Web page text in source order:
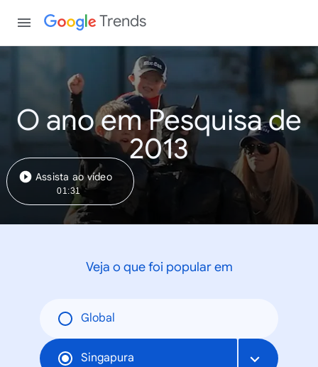
Trends
O ano em Pesquisa de
2013
Assista ao vídeo
01:31
Veja o que foi popular em
Global
Singapura